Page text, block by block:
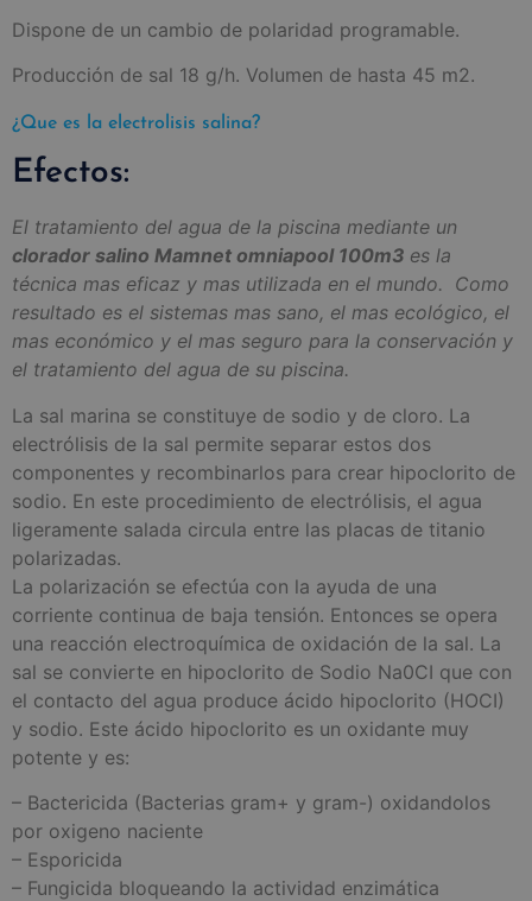
Dispone de un cambio de polaridad programable.
Producción de sal 18 g/h. Volumen de hasta 45 m2.
¿Que es la electrolisis salina?
Efectos:
El tratamiento del agua de la piscina mediante un
clorador salino Mamnet omniapool 100m3 es la
técnica mas eficaz y mas utilizada en el mundo. Como
resultado es el sistemas mas sano, el mas ecológico, el
mas económico y el mas seguro para la conservación y
el tratamiento del agua de su piscina.
La sal marina se constituye de sodio y de cloro. La
electrólisis de la sal permite separar estos dos
componentes y recombinarlos para crear hipoclorito de
sodio. En este procedimiento de electrólisis, el agua
ligeramente salada circula entre las placas de titanio
polarizadas.
La polarización se efectúa con la ayuda de una
corriente continua de baja tensión. Entonces se opera
una reacción electroquímica de oxidación de la sal. La
sal se convierte en hipoclorito de Sodio Na0CI que con
el contacto del agua produce ácido hipoclorito (HOCI)
y sodio. Este ácido hipoclorito es un oxidante muy
potente y es:
– Bactericida (Bacterias gram+ y gram-) oxidandolos
por oxigeno naciente
– Esporicida
– Fungicida bloqueando la actividad enzimática